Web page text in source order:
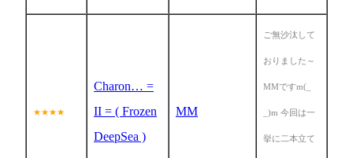
★★★★
Charon… =
II = ( Frozen
DeepSea )
MM
ご無沙汰して
おりました～
MMですm(_
_)m 今回は一
挙に二本立て